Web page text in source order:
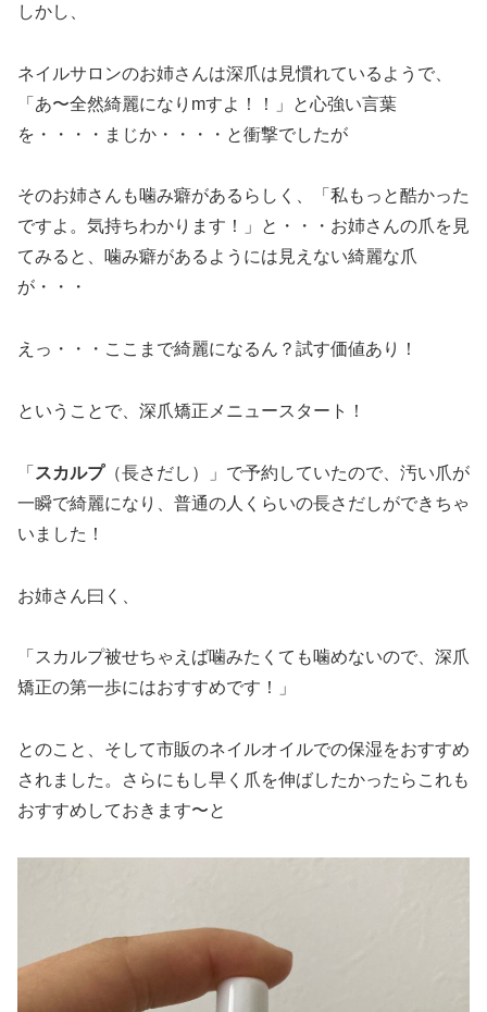
しかし、
ネイルサロンのお姉さんは深爪は見慣れているようで、
「あ〜全然綺麗になりmすよ！！」と心強い言葉
を・・・・まじか・・・・と衝撃でしたが
そのお姉さんも噛み癖があるらしく、「私もっと酷かった
ですよ。気持ちわかります！」と・・・お姉さんの爪を見
てみると、噛み癖があるようには見えない綺麗な爪
が・・・
えっ・・・ここまで綺麗になるん？試す価値あり！
ということで、深爪矯正メニュースタート！
「 スカルプ（長さだし）」で予約していたので、汚い爪が
一瞬で綺麗になり、普通の人くらいの長さだしができちゃ
いました！
お姉さん曰く、
「スカルプ被せちゃえば噛みたくても噛めないので、深爪
矯正の第一歩にはおすすめです！」
とのこと、そして市販のネイルオイルでの保湿をおすすめ
されました。さらにもし早く爪を伸ばしたかったらこれも
おすすめしておきます〜と